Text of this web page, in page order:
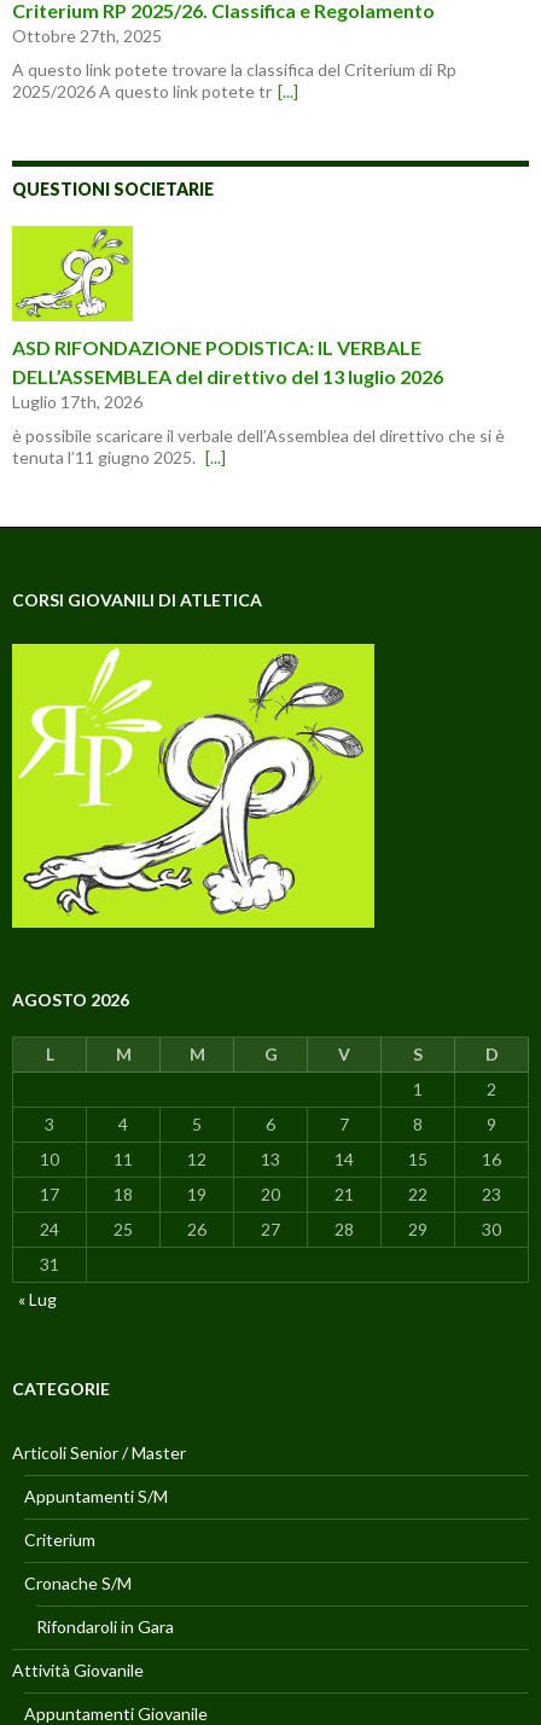
Criterium RP 2025/26. Classifica e Regolamento
Ottobre 27th, 2025
A questo link potete trovare la classifica del Criterium di Rp
2025/2026 A questo link potete tr [...]
QUESTIONI SOCIETARIE
ASD RIFONDAZIONE PODISTICA: IL VERBALE
DELL’ASSEMBLEA del direttivo del 13 luglio 2026
Luglio 17th, 2026
è possibile scaricare il verbale dell’Assemblea del direttivo che si è
tenuta l’11 giugno 2025. [...]
CORSI GIOVANILI DI ATLETICA
AGOSTO 2026
L M M G V S
D
1
2
3
4 5 6 7 8
9
10
11 12 13 14 15
16
17
18 19 20 21 22
23
24
25 26 27 28 29
30
31
« Lug
CATEGORIE
Articoli Senior / Master
Appuntamenti S/M
Criterium
Cronache S/M
Rifondaroli in Gara
Attività Giovanile
Appuntamenti Giovanile